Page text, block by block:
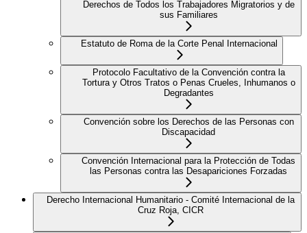
Derechos de Todos los Trabajadores Migratorios y de
sus Familiares
Estatuto de Roma de la Corte Penal Internacional
Protocolo Facultativo de la Convención contra la
Tortura y Otros Tratos o Penas Crueles, Inhumanos o
Degradantes
Convención sobre los Derechos de las Personas con
Discapacidad
Convención Internacional para la Protección de Todas
las Personas contra las Desapariciones Forzadas
Derecho Internacional Humanitario - Comité Internacional de la
Cruz Roja, CICR